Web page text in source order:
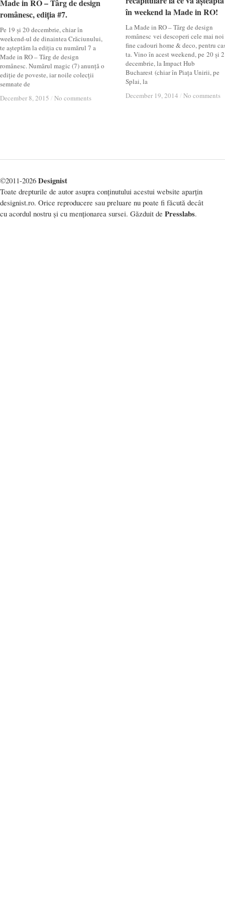
Made in RO – Târg de design
românesc, ediția #7.
Pe 19 și 20 decembrie, chiar în
weekend-ul de dinaintea Crăciunului,
te așteptăm la ediția cu numărul 7 a
Made in RO – Târg de design
românesc. Numărul magic (7) anunță o
ediție de poveste, iar noile colecții
semnate de
December 8, 2015 / No comments
Made in RO – Târg de design
românesc, ediția #7.
December 8, 2015 / No comments
în weekend la Made in RO!
La Made in RO – Târg de design
românesc vei descoperi cele mai
fine cadouri home & deco, pentru
ta. Vino în acest weekend, pe 20 și
decembrie, la Impact Hub
Bucharest (chiar în Piața Unirii, pe
Splai, la
December 19, 2014 / No comments
în weekend la Made in RO!
December 19, 2014 / No comments
©2011-2026 Designist
Toate drepturile de autor asupra conținutului acestui website aparțin
designist.ro. Orice reproducere sau preluare nu poate fi făcută decât
cu acordul nostru și cu menționarea sursei. Găzduit de Presslabs.